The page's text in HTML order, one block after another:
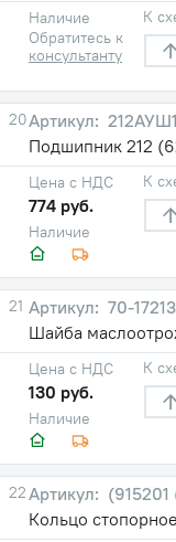
Наличие
Обратитесь к
консультанту
К
20
Подшипник 212
Наличие
Цена с НДС
774 руб.
К
21
70-
Шайба
Наличие
Цена с НДС
130 руб.
К
22
(915201
Кольцо